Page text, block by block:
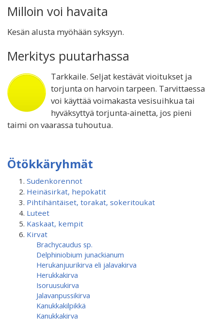
Milloin voi havaita
Kesän alusta myöhään syksyyn.
Merkitys puutarhassa
Tarkkaile. Seljat kestävät vioitukset ja
torjunta on harvoin tarpeen. Tarvittaessa
voi käyttää voimakasta vesisuihkua tai
hyväksyttyä torjunta-ainetta, jos pieni
taimi on vaarassa tuhoutua.
Ötökkäryhmät
Sudenkorennot
Heinäsirkat, hepokatit
Pihtihäntäiset, torakat, sokeritoukat
Luteet
Kaskaat, kempit
Kirvat
Brachycaudus sp.
Delphiniobium junackianum
Herukanjuurikirva eli jalavakirva
Herukkakirva
Isoruusukirva
Jalavanpussikirva
Kanukkakilpikkä
Kanukkakirva